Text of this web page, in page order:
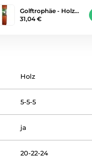
Golftrophäe - Holz…
31,04 €
Holz
5-5-5
ja
20-22-24